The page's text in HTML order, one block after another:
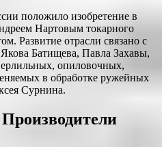
положило изобретение в
Нартовым токарного
Развитие отрасли связано с
Батищева, Павла Захавы,
опиловочных,
в обработке ружейных
Сурнина.